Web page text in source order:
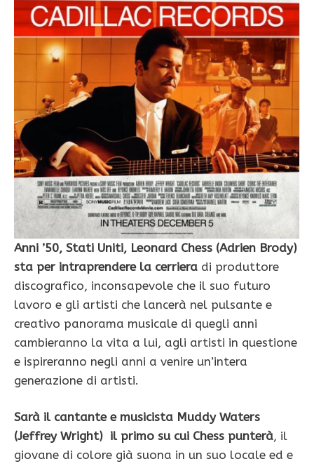
Anni ’50, Stati Uniti, Leonard Chess (Adrien Brody)
sta per intraprendere la cerriera di produttore
discografico, inconsapevole che il suo futuro
lavoro e gli artisti che lancerà nel pulsante e
creativo panorama musicale di quegli anni
cambieranno la vita a lui, agli artisti in questione
e ispireranno negli anni a venire un’intera
generazione di artisti.
Sarà il cantante e musicista Muddy Waters
(Jeffrey Wright) il primo su cui Chess punterà, il
giovane di colore già suona in un suo locale ed e